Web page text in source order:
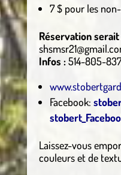
7 $ pour les
Réservation
Infos :514-805-
Facebook:
Laissez-vous
couleurs et de